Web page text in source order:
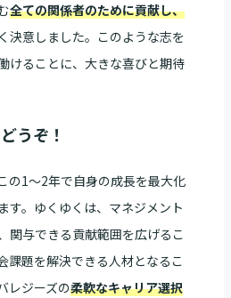
全ての関係者のために貢献し、
決意しました。このような志を
けることに、大きな喜びと期待
うぞ！
の1〜2年で自身の成長を最大化
す。ゆくゆくは、マネジメント
関与できる貢献範囲を広げるこ
課題を解決できる人材となるこ
レジーズの柔軟なキャリア選択